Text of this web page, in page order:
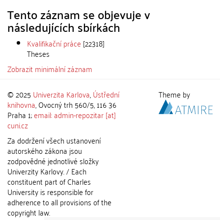
Tento záznam se objevuje v
následujících sbírkách
Kvalifikační práce [22318]
Theses
Zobrazit minimální záznam
© 2025 Univerzita Karlova,Ústřední
knihovna, Ovocný trh 560/5, 116 36
Praha 1;email: admin-repozitar [at]
cuni.cz
Za dodržení všech ustanovení
autorského zákona jsou
zodpovědné jednotlivé složky
Univerzity Karlovy. / Each
constituent part of Charles
University is responsible for
adherence to all provisions of the
copyright law.
Theme by